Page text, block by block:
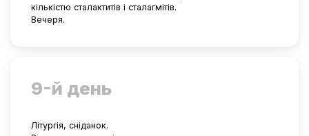
кількістю сталактитів і сталагмітів.
Вечеря.
9-й день
Літургія, сніданок.